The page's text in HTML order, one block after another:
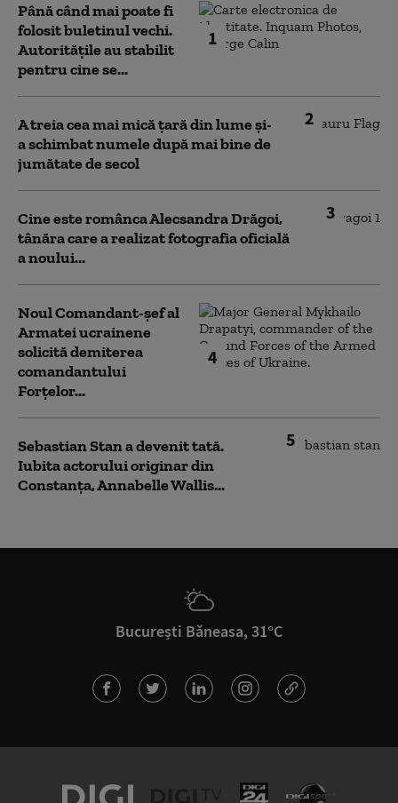
1
Până când mai poate fi
folosit buletinul vechi.
Autoritățile au stabilit
pentru cine se...
2
A treia cea mai mică țară din lume și-
a schimbat numele după mai bine de
jumătate de secol
3
Cine este românca Alecsandra Drăgoi,
tânăra care a realizat fotografia oficială
a noului...
4
Noul Comandant-șef al
Armatei ucrainene
solicită demiterea
comandantului
Forțelor...
5
Sebastian Stan a devenit tată.
Iubita actorului originar din
Constanța, Annabelle Wallis...
București Băneasa, 31°C